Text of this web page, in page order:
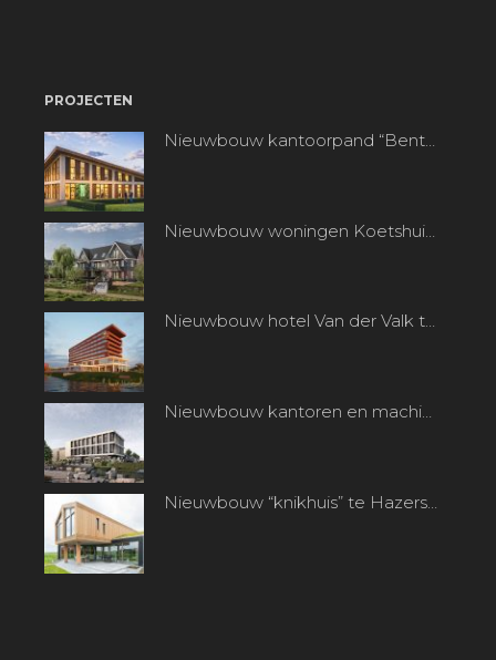
PROJECTEN
Nieuwbouw kantoorpand “Bentpoort” te Benthuizen
Nieuwbouw hotel Van der Valk te Alphen aan den Rijn
Nieuwbouw kantoren en machinefabriek te Heerjansdam
Nieuwbouw “knikhuis” te Hazerswoude-dorp